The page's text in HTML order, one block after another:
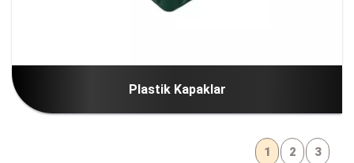
Plastik Kapaklar
1 2 3